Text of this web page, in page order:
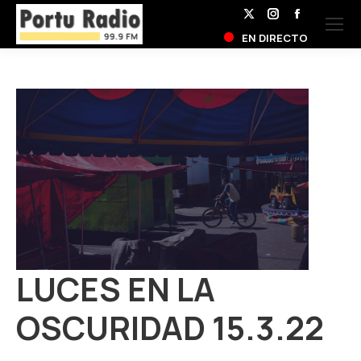
X
page
in
new
window
Instagram
page
in
new
Facebook
page
in
new
EN DIRECTO
LUCES EN LA
OSCURIDAD 15.3.22